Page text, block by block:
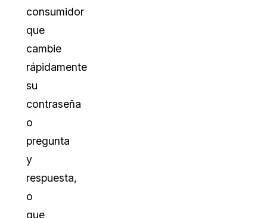
consumidor
que
cambie
rápidamente
su
contraseña
o
pregunta
y
respuesta,
o
que